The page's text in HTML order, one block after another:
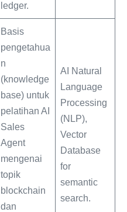
ledger.
Basis
pengetahua
n
(knowledge
base) untuk
pelatihan AI
Sales
Agent
mengenai
topik
blockchain
dan
AI Natural
Language
Processing
(NLP),
Vector
Database
for
semantic
search.